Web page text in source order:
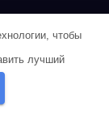
грудка
грудка
чтобы
лучший